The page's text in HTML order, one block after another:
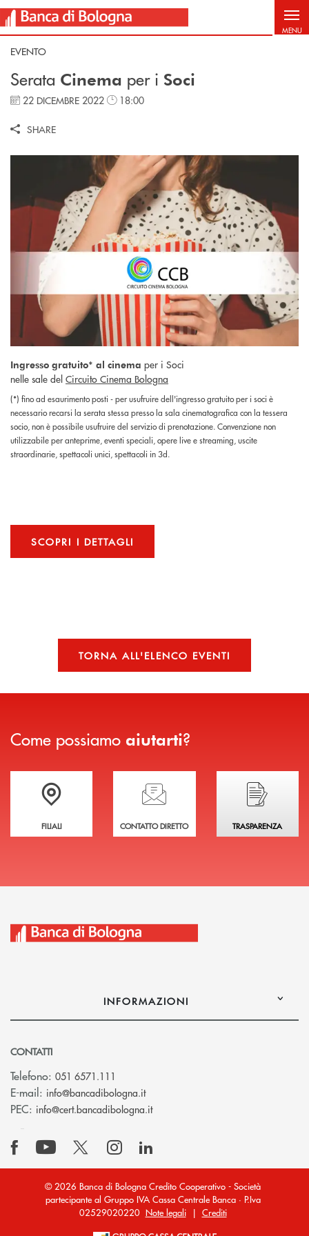
Salta al contenuto principale
MENU
EVENTO
Serata Cinema per i Soci
22 DICEMBRE 2022 18:00
SHARE
Ingresso gratuito* al cinema per i Soci
nelle sale del Circuito Cinema Bologna
(*) fino ad esaurimento posti - per usufruire dell'ingresso gratuito per i soci è
necessario recarsi la serata stessa presso la sala cinematografica con la tessera
socio, non è possibile usufruire del servizio di prenotazione. Convenzione non
utilizzabile per anteprime, eventi speciali, opere live e streaming, uscite
straordinarie, spettacoli unici, spettacoli in 3d.
SCOPRI I DETTAGLI
TORNA ALL'ELENCO EVENTI
Come possiamo aiutarti?
Trova la filiale più vicina a te
FILIALI
Hai bisogno di assistenza immediata?
CONTATTO DIRETTO
Hai bisogno di
TRASPARENZA
INFORMAZIONI
CONTATTI
Telefono: 051 6571.111
E-mail: info@bancadibologna.it(si apre l’app di posta elettronica)
PEC: info@cert.bancadibologna.it(si apre l’app di posta
© 2026 Banca di Bologna Credito Cooperativo - Società
partecipante al Gruppo IVA Cassa Centrale Banca · P.Iva
02529020220 Note legali| Crediti